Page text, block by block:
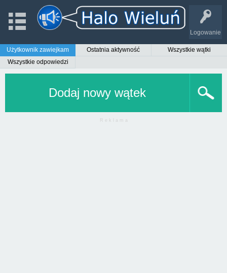
Logowanie
Użytkownik zawiejkam Ostatnia aktywność
Wszystkie wątki
Wszystkie odpowiedzi
Dodaj nowy wątek
R e k l a m a